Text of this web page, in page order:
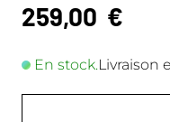
259,00 €
En stock.Livraison